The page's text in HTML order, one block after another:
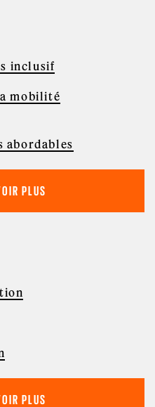
inclusif
mobilité
abordables
PLUS
PLUS